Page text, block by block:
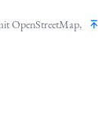
OpenStreetMap,